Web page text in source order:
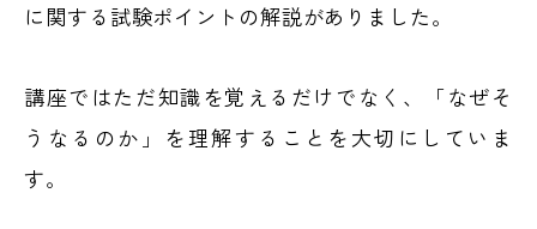
に関する試験ポイントの解説がありました。
講座ではただ知識を覚えるだけでなく、「なぜそ
うなるのか」を理解することを大切にしていま
す。